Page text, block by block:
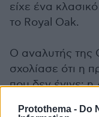
Protothema - Do
είχε ένα
το Royal Oak.
Ο αναλυτής της
σχολίασε ότι η
που δεν έγινε:
επέτρεψε ποτέ